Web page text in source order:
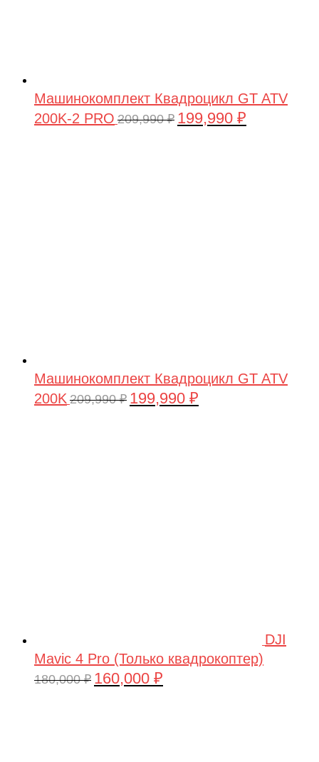
Машинокомплект Квадроцикл GT ATV
200K-2 PRO 209,990₽ Первоначальная
199,990 ₽
Машинокомплект Квадроцикл GT ATV
200K 209,990₽ Первоначальная
199,990 ₽
DJI
Mavic 4 Pro (Только квадрокоптер)
180,000₽ Первоначальная
160,000 ₽